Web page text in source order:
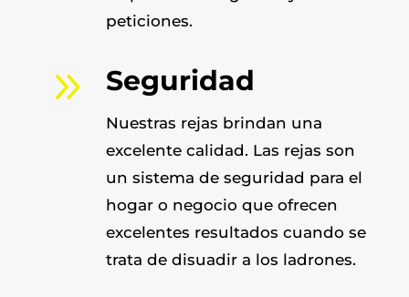
peticiones.
9 Seguridad
Nuestras rejas brindan una
excelente calidad. Las rejas son
un sistema de seguridad para el
hogar o negocio que ofrecen
excelentes resultados cuando se
trata de disuadir a los ladrones.